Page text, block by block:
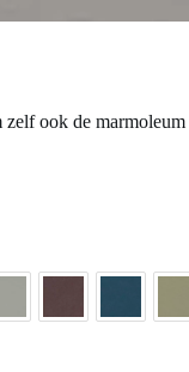
ook de